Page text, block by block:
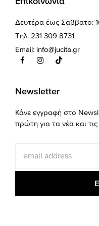
Δευτέρα έως Σάββατο:
Τηλ. 231 309 8731
Email: info@jucita.gr
Newsletter
Κάνε εγγραφή στο
πρώτη για τα νέα και